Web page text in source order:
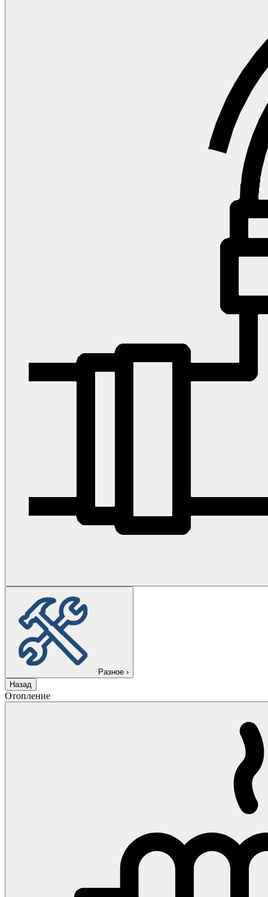
Разное ›
Назад
Отопление